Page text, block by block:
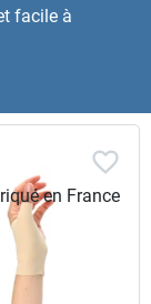
facile à